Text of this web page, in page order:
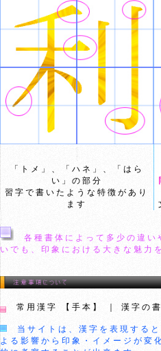
「トメ」、「ハネ」、「はら
い」の部分
習字で書いたような特徴があり
ます
各種書体によって多少の違い
いでも、印象における大きな魅力
常用漢字 【手本】 ｜ 漢字の
当サイトは、漢字を表現する
よる影響から印象・イメージが変